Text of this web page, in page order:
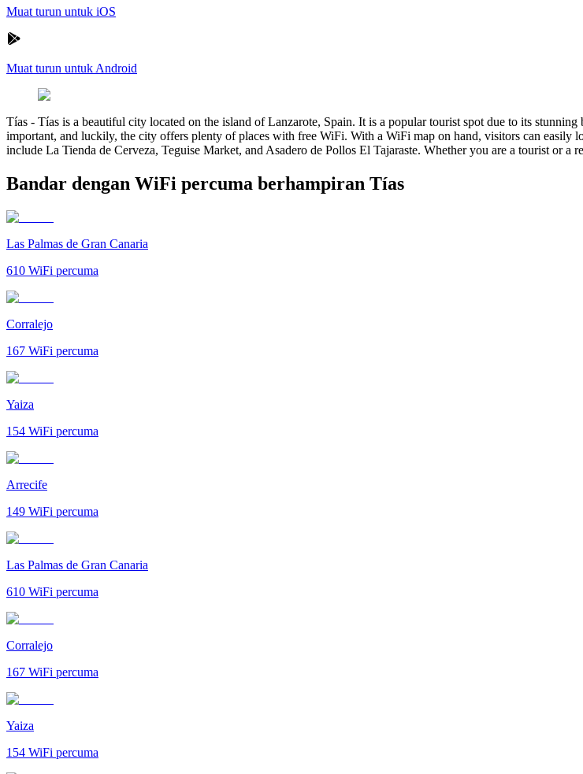
Muat turun untuk iOS
Muat turun untuk Android
Tías - Tías is a beautiful city located on the island of Lanzarote, Spain. It is a popular tourist spot due to its
important, and luckily, the city offers plenty of places with free WiFi. With a WiFi map on hand, visitors can easily
include La Tienda de Cerveza, Teguise Market, and Asadero de Pollos El Tajaraste. Whether you are a tourist or
Bandar dengan WiFi percuma berhampiran Tías
Las Palmas de Gran Canaria
610 WiFi percuma
Corralejo
167 WiFi percuma
Yaiza
154 WiFi percuma
Arrecife
149 WiFi percuma
Las Palmas de Gran Canaria
610 WiFi percuma
Corralejo
167 WiFi percuma
Yaiza
154 WiFi percuma